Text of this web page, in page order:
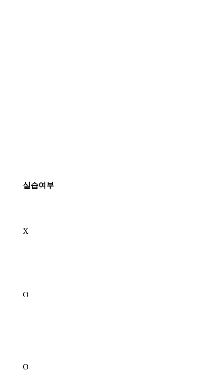
실습여부
X
O
O